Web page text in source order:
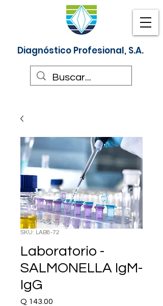
Diagnóstico Profesional, S.A.
SKU: LAB8-72
Laboratorio -
SALMONELLA IgM-
IgG
Q 143.00